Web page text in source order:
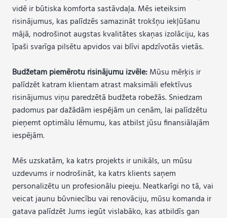
vidē ir būtiska komforta sastāvdaļa. Mēs ieteiksim
risinājumus, kas palīdzēs samazināt trokšņu iekļūšanu
mājā, nodrošinot augstas kvalitātes skaņas izolāciju, kas
īpaši svarīga pilsētu apvidos vai blīvi apdzīvotās vietās.
Budžetam piemērotu risinājumu izvēle:Mūsu mērķis ir
palīdzēt katram klientam atrast maksimāli efektīvus
risinājumus viņu paredzētā budžeta robežās. Sniedzam
padomus par dažādām iespējām un cenām, lai palīdzētu
pieņemt optimālu lēmumu, kas atbilst jūsu finansiālajām
iespējām.
Mēs uzskatām, ka katrs projekts ir unikāls, un mūsu
uzdevums ir nodrošināt, ka katrs klients saņem
personalizētu un profesionālu pieeju. Neatkarīgi no tā, vai
veicat jaunu būvniecību vai renovāciju, mūsu komanda ir
gatava palīdzēt Jums iegūt vislabāko, kas atbildīs gan